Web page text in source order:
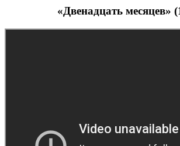
«Двенадцать месяцев»